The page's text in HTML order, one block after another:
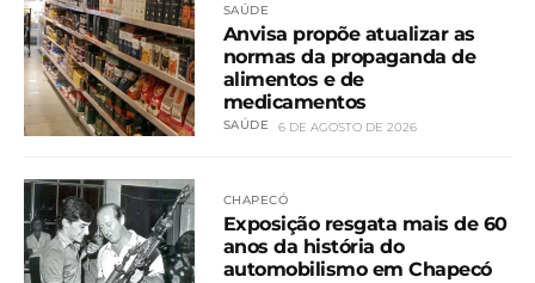
SAÚDE
Anvisa propõe atualizar as
normas da propaganda de
alimentos e de
medicamentos
SAÚDE 6 DE AGOSTO DE 2026
CHAPECÓ
Exposição resgata mais de 60
anos da história do
automobilismo em Chapecó